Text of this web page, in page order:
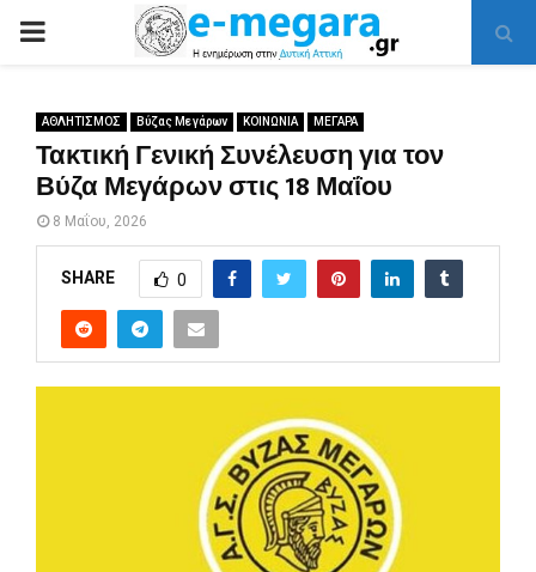
PRIMARY
ΑΘΛΗΤΙΣΜΟΣ Βύζας Μεγάρων ΚΟΙΝΩΝΙΑ ΜΕΓΑΡΑ
Τακτική Γενική Συνέλευση για τον
Βύζα Μεγάρων στις 18 Μαΐου
8 Μαΐου, 2026
SHARE 0